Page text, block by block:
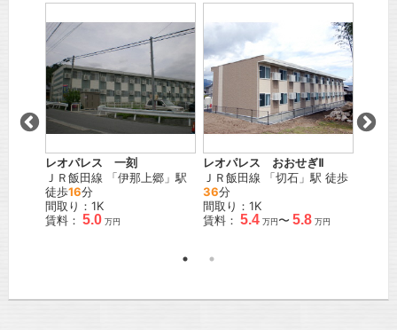
レオパレス 一刻
ＪＲ飯田線 「伊那上郷 」駅
徒歩16分
間取り：1K
賃料： 5.0 万円
レオパレス おおせぎⅡ
ＪＲ飯田線 「切石 」駅 徒歩
36分
間取り：1K
賃料： 5.4 万円〜 5.8 万円